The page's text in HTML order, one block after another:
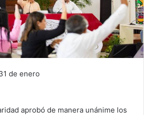
de enero
aprobó de manera unánime los